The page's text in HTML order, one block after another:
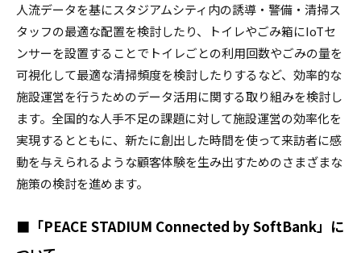
人流データを基にスタジアムシティ内の誘導・警備・清掃ス
タッフの最適な配置を検討したり、トイレやごみ箱にIoTセ
ンサーを設置することでトイレごとの利用回数やごみの量を
可視化して最適な清掃頻度を検討したりするなど、効率的な
施設運営を行うためのデータ活用に関する取り組みを検討し
ます。全国的な人手不足の課題に対して施設運営の効率化を
実現するとともに、新たに創出した時間を使って来訪者に感
動を与えられるような顧客体験を生み出すためのさまざまな
施策の検討を進めます。
■「PEACE STADIUM Connected by SoftBank」に